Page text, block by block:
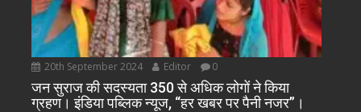
20th September 2024 Editor 0
जन सुराज की सदस्यता 350 से अधिक लोगों ने किया
ग्रहण। इंडिया पब्लिक न्यूज, “हर खबर पर पैनी नजर”।